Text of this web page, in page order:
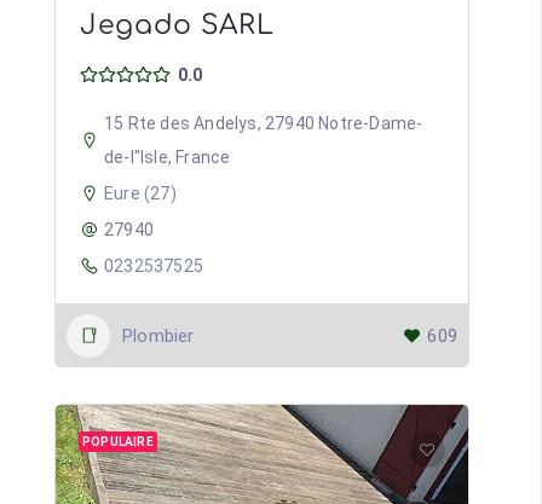
Jegado SARL
0.0
15 Rte des Andelys, 27940 Notre-Dame-
de-l"Isle, France
Eure (27)
27940
0232537525
Plombier 609
POPULAIRE